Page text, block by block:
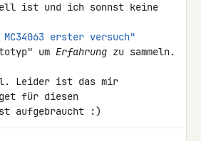
ist und ich sonnst keine
erster versuch"
um Erfahrung zu sammeln.
für diesen
aufgebraucht :)